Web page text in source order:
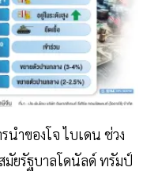
นำของโจ ไบเดน ช่วง
ยรัฐบาลโดนัลด์ ทรัมป์